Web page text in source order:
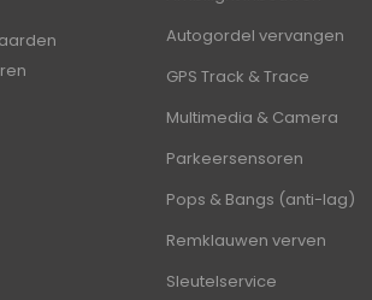
Autogordel vervangen
GPS Track & Trace
Multimedia & Camera
Parkeersensoren
Pops & Bangs (anti-lag)
Remklauwen verven
Sleutelservice